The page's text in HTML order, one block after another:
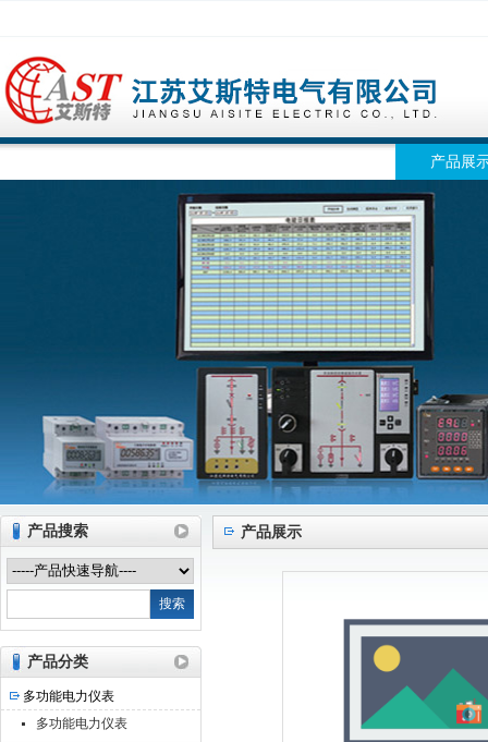
江苏艾斯特电气有限公司
产品展
产品搜索
产品分类
多功能电力仪表
多功能电力仪表
产品展示